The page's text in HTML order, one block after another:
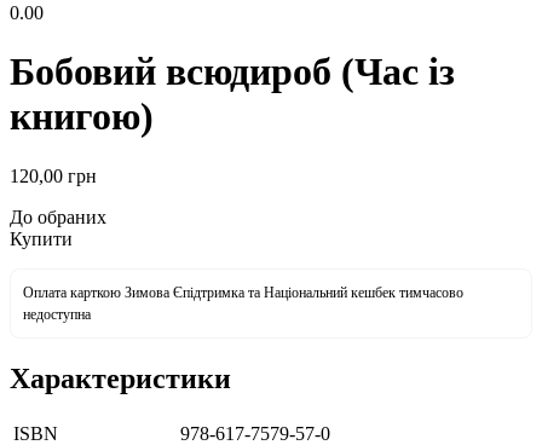
0.00
Бобовий всюдироб (Час із
книгою)
120,00 грн
До обраних
Купити
Оплата карткою Зимова Єпідтримка та Національний кешбек тимчасово
недоступна
Характеристики
ISBN
978-617-7579-57-0